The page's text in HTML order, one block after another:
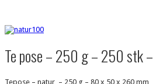
Te pose – 250 g – 250 stk
Tepose – natur – 250 g – 80 x 50 x 260 mm